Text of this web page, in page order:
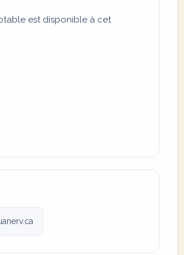
est disponible à cet